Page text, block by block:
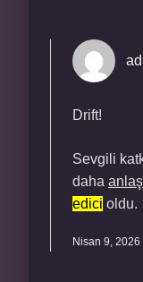
Drift!
Sevgili
daha
edici oldu.
Nisan 9, 2026